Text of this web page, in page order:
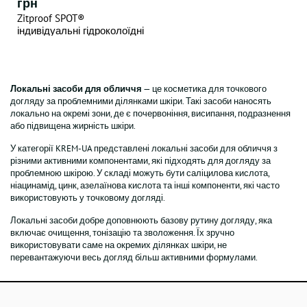
Zitproof SPOT®
індивідуальні гідроколоїдні
Локальні засоби для обличчя — це косметика для точкового
догляду за проблемними ділянками шкіри. Такі засоби наносять
локально на окремі зони, де є почервоніння, висипання, подразнення
або підвищена жирність шкіри.
У категорії KREM-UA представлені локальні засоби для обличчя з
різними активними компонентами, які підходять для догляду за
проблемною шкірою. У складі можуть бути саліцилова кислота,
ніацинамід, цинк, азелаїнова кислота та інші компоненти, які часто
використовують у точковому догляді.
Локальні засоби добре доповнюють базову рутину догляду, яка
включає очищення, тонізацію та зволоження. Їх зручно
використовувати саме на окремих ділянках шкіри, не
перевантажуючи весь догляд більш активними формулами.